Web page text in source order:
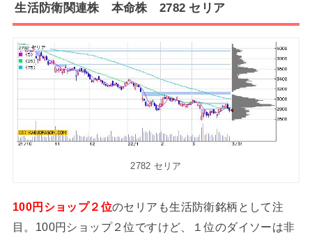
生活防衛関連株 本命株 2782 セリア
2782 セリア
100円ショップ２位のセリアも生活防衛銘柄として注
目。100円ショップ２位ですけど、１位のダイソーは非